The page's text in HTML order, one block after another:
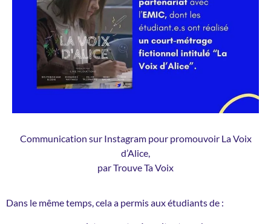
Communication sur Instagram pour promouvoir La Voix
d’Alice,
par Trouve Ta Voix
Dans le même temps, cela a permis aux étudiants de :